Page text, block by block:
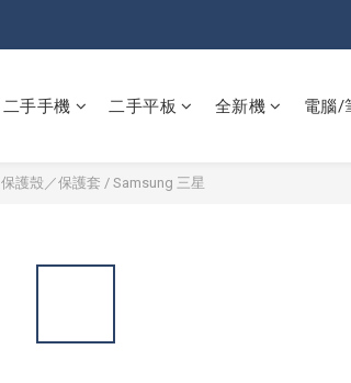
二手手機 二手平板 全新機 電腦/
保護殼／保護套 / Samsung 三星